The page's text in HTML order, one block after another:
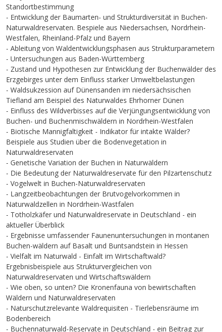
Standortbestimmung
- Entwicklung der Baumarten- und Strukturdiversität in Buchen-
Naturwaldreservaten. Bespiele aus Niedersachsen, Nordrhein-
Westfalen, Rheinland-Pfalz und Bayern
- Ableitung von Waldentwicklungsphasen aus Strukturparametern
- Untersuchungen aus Baden-Württemberg
- Zustand und Hypothesen zur Entwicklung der Buchenwälder des
Erzgebirges unter dem Einfluss starker Umweltbelastungen
- Waldsukzession auf Dünensanden im niedersächsischen
Tiefland am Beispiel des Naturwaldes Ehrhorner Dünen
- Einfluss des Wildverbisses auf die Verjüngungsentwicklung von
Buchen- und Buchenmischwäldern in Nordrhein-Westfalen
- Biotische Mannigfaltigkeit - Indikator für intakte Wälder?
Beispiele aus Studien über die Bodenvegetation in
Naturwaldreservaten
- Genetische Variation der Buchen in Naturwäldern
- Die Bedeutung der Naturwaldreservate für den Pilzartenschutz
- Vogelwelt in Buchen-Naturwaldreservaten
- Langzeitbeobachtungen der Brutvogelvorkommen in
Naturwaldzellen in Nordrhein-Wastfalen
- Totholzkäfer und Naturwaldreservate in Deutschland - ein
aktueller Überblick
- Ergebnisse umfassender Faunenuntersuchungen in montanen
Buchen-wäldern auf Basalt und Buntsandstein in Hessen
- Vielfalt im Naturwald - Einfalt im Wirtschaftwald?
Ergebnisbeispiele aus Strukturvergleichen von
Naturwaldreservaten und Wirtschaftswäldern
- Wie oben, so unten? Die Kronenfauna von bewirtschaften
Wäldern und Naturwaldreservaten
- Naturschutzrelevante Waldrequisiten - Tierlebensräume im
Bodenbereich
- Buchennaturwald-Reservate in Deutschland - ein Beitrag zur